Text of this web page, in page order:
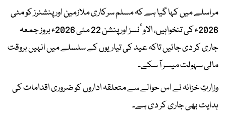
مراسلے میں کہا گیا ہے کہ مسلم سرکاری ملازمین اور پنشنرز کو مئی
2026ء کی تنخواہیں، الاوٴنسز اور پنشن 22 مئی 2026ء بروز جمعہ
جاری کر دی جائیں تاکہ عید کی تیاریوں کے سلسلے میں انہیں بروقت
مالی سہولت میسر آ سکے۔
وزارتِ خزانہ نے اس حوالے سے متعلقہ اداروں کو ضروری اقدامات کی
ہدایت بھی جاری کر دی ہے۔